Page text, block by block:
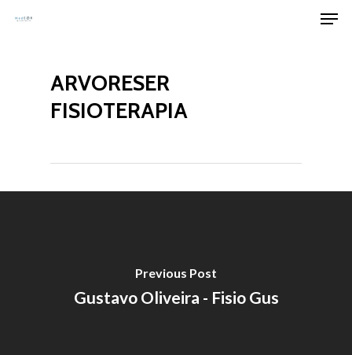
Skip
contentARVORESER
FISIOTERAPIA
Previous Post
Gustavo Oliveira - Fisio Gus